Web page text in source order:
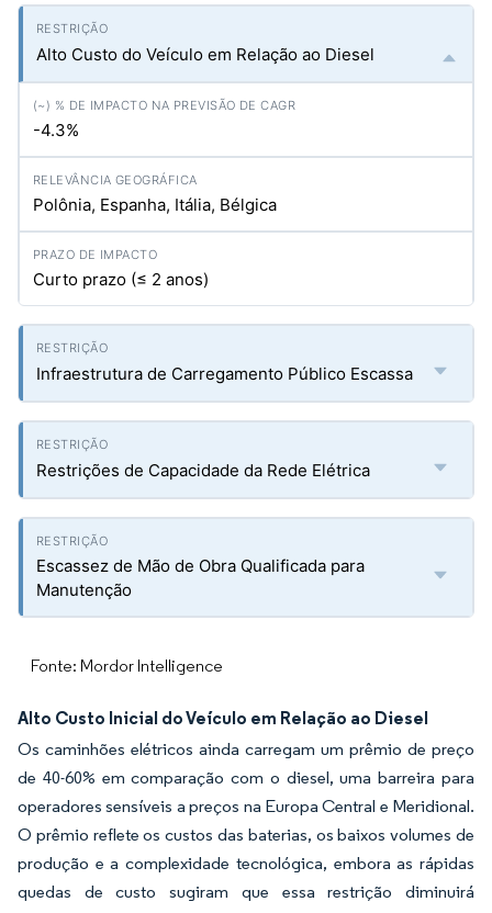
Alto Custo do Veículo em Relação ao Diesel
-4.3%
Polônia, Espanha, Itália, Bélgica
Curto prazo (≤ 2 anos)
Infraestrutura de Carregamento Público Escassa
Restrições de Capacidade da Rede Elétrica
Escassez de Mão de Obra Qualificada para
Manutenção
Fonte: Mordor Intelligence
Alto Custo Inicial do Veículo em Relação ao Diesel
Os caminhões elétricos ainda carregam um prêmio de preço
de 40-60% em comparação com o diesel, uma barreira para
operadores sensíveis a preços na Europa Central e Meridional.
O prêmio reflete os custos das baterias, os baixos volumes de
produção e a complexidade tecnológica, embora as rápidas
quedas de custo sugiram que essa restrição diminuirá